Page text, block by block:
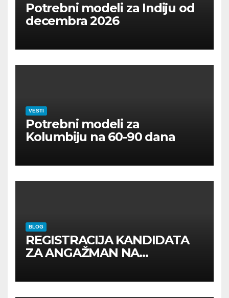
Potrebni modeli za Indiju od
decembra 2026
VESTI
Potrebni modeli za
Kolumbiju na 60-90 dana
BLOG
REGISTRACIJA KANDIDATA
ZA ANGAŽMAN NA